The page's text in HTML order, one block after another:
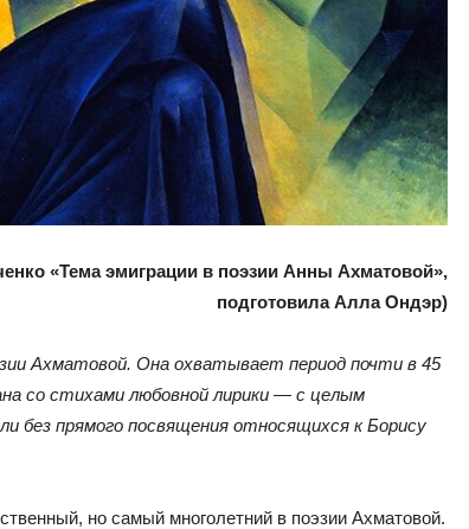
эмигрантка"
«Тема эмиграции в поэзии Анны Ахматовой»,
подготовила Алла Ондэр)
Ахматовой. Она охватывает период почти в 45
со стихами любовной лирики — с целым
без прямого посвящения относящихся к Борису
но самый многолетний в поэзии Ахматовой.